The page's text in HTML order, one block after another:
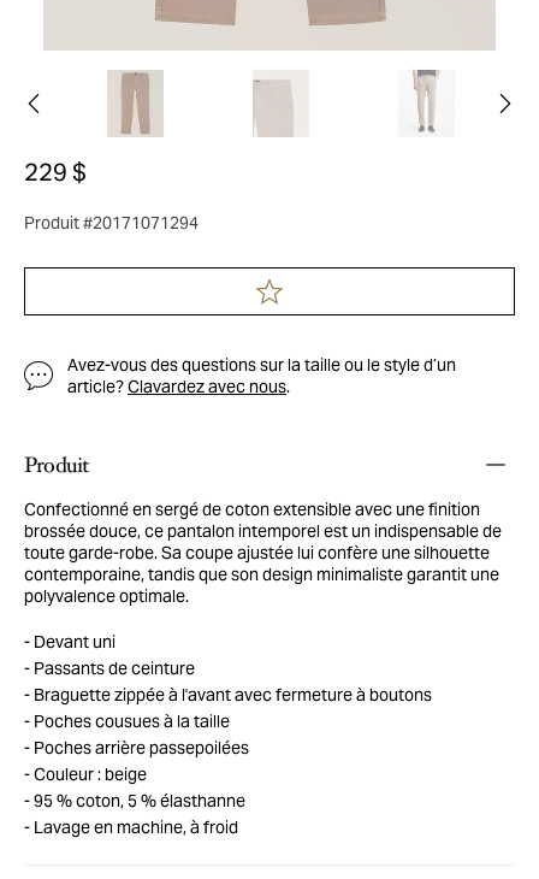
229 $
Produit #20171071294
Avez-vous des questions sur la taille ou le style d’un
article?Clavardez avec nous.
Produit
Confectionné en sergé de coton extensible avec une finition
brossée douce, ce pantalon intemporel est un indispensable de
toute garde-robe. Sa coupe ajustée lui confère une silhouette
contemporaine, tandis que son design minimaliste garantit une
polyvalence optimale.
Devant uni
Passants de ceinture
Braguette zippée à l'avant avec fermeture à boutons
Poches cousues à la taille
Poches arrière passepoilées
Couleur : beige
95 % coton, 5 % élasthanne
Lavage en machine, à froid